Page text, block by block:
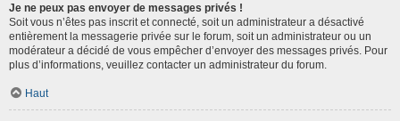
Je ne peux pas envoyer de messages privés !
Soit vous n’êtes pas inscrit et connecté, soit un administrateur a désactivé
entièrement la messagerie privée sur le forum, soit un administrateur ou un
modérateur a décidé de vous empêcher d’envoyer des messages privés. Pour
plus d’informations, veuillez contacter un administrateur du forum.
Haut